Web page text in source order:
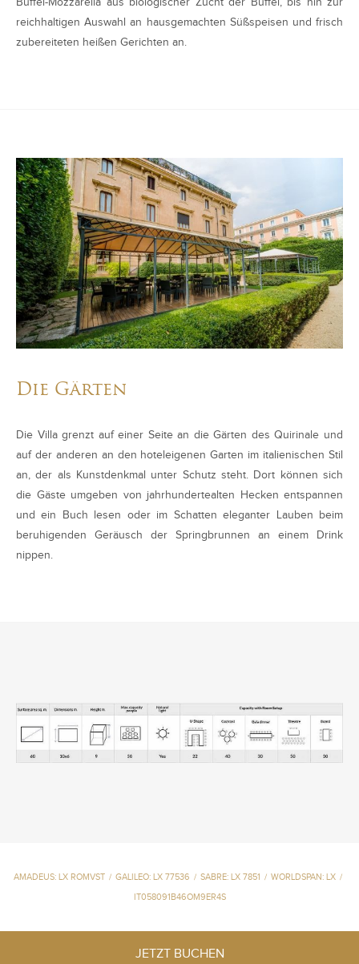
reichhaltigen Auswahl an hausgemachten Süßspeisen und frisch
zubereiteten heißen Gerichten an.
Die Gärten
Die Villa grenzt auf einer Seite an die Gärten des Quirinale und
auf der anderen an den hoteleigenen Garten im italienischen Stil
an, der als Kunstdenkmal unter Schutz steht. Dort können sich
die Gäste umgeben von jahrhundertealten Hecken entspannen
und ein Buch lesen oder im Schatten eleganter Lauben beim
beruhigenden Geräusch der Springbrunnen an einem Drink
nippen.
AMADEUS: LX ROMVST / GALILEO: LX 77536 / SABRE: LX 7851 / WORLDSPAN: LX /
IT058091B46OM9ER4S
JETZT BUCHEN